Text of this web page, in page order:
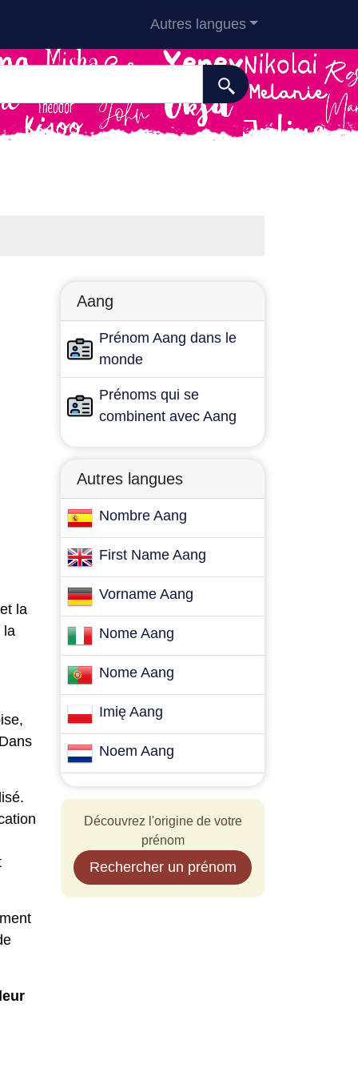
Autres langues
la
la
Aang
Prénom Aang dans le
monde
Prénoms qui se
combinent avec Aang
Autres langues
Nombre Aang
First Name Aang
Vorname Aang
Nome Aang
Nome Aang
Imię Aang
Noem Aang
Découvrez l'origine de votre
prénom
Rechercher un prénom